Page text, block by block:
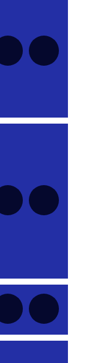
série pour
série pour
série pour